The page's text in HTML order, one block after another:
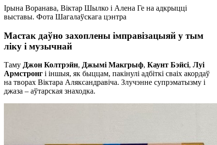
Ірына Воранава, Віктар Шылко і Алена Ге на адкрыцці
выставы. Фота Шагалаўскага цэнтра
Мастак даўно захоплены імправізацыяй у тым
ліку і музычнай
Таму Джон Колтрэйн, Джымі Макгрыф, Каунт Бэйсі, Луі
Армстронг і іншыя, як быццам, пакінулі адбіткі сваіх акордаў
на творах Віктара Аляксандравіча. Злучэнне супрэматызму і
джаза – аўтарская знаходка.